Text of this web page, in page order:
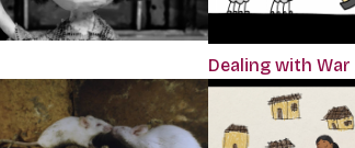
Dealing with War